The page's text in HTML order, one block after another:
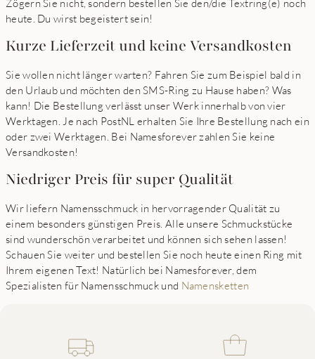
Zögern Sie nicht, sondern bestellen Sie den/die Textring(e) noch
heute. Du wirst begeistert sein!
Kurze Lieferzeit und keine Versandkosten
Sie wollen nicht länger warten? Fahren Sie zum Beispiel bald in
den Urlaub und möchten den SMS-Ring zu Hause haben? Was
kann! Die Bestellung verlässt unser Werk innerhalb von vier
Werktagen. Je nach PostNL erhalten Sie Ihre Bestellung nach ein
oder zwei Werktagen. Bei Namesforever zahlen Sie keine
Versandkosten!
Niedriger Preis für super Qualität
Wir liefern Namensschmuck in hervorragender Qualität zu
einem besonders günstigen Preis. Alle unsere Schmuckstücke
sind wunderschön verarbeitet und können sich sehen lassen!
Schauen Sie weiter und bestellen Sie noch heute einen Ring mit
Ihrem eigenen Text! Natürlich bei Namesforever, dem
Spezialisten für Namensschmuck und Namensketten